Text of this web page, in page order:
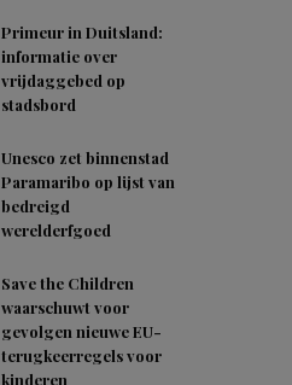
Primeur in Duitsland:
informatie over
vrijdaggebed op
stadsbord
Unesco zet binnenstad
Paramaribo op lijst van
bedreigd
werelderfgoed
Save the Children
waarschuwt voor
gevolgen nieuwe EU-
terugkeerregels voor
kinderen